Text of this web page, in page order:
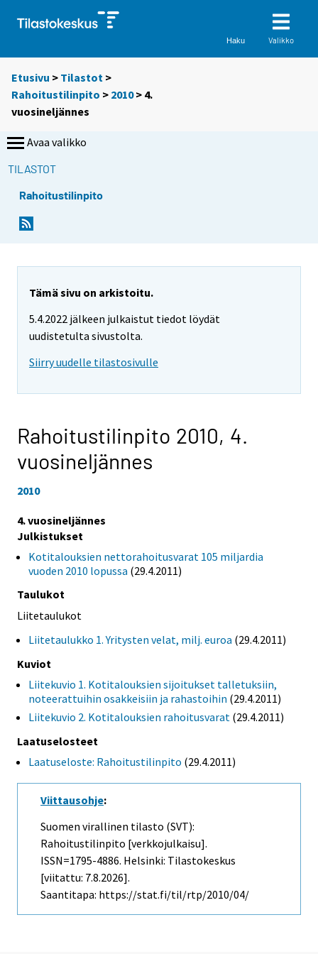
Haku Valikko
Etusivu > Tilastot >
Rahoitustilinpito > 2010> 4.
vuosineljännes
Avaa valikko
TILASTOT
Rahoitustilinpito
Tämä sivu on arkistoitu.
5.4.2022 jälkeen julkaistut tiedot löydät
uudistetulta sivustolta.
Siirry uudelle tilastosivulle
Rahoitustilinpito 2010, 4.
vuosineljännes
2010
4. vuosineljännes
Julkistukset
Kotitalouksien nettorahoitusvarat 105 miljardia
vuoden 2010 lopussa (29.4.2011)
Taulukot
Liitetaulukot
Liitetaulukko 1. Yritysten velat, milj. euroa (29.4.2011)
Kuviot
Liitekuvio 1. Kotitalouksien sijoitukset talletuksiin,
noteerattuihin osakkeisiin ja rahastoihin (29.4.2011)
Liitekuvio 2. Kotitalouksien rahoitusvarat (29.4.2011)
Laatuselosteet
Laatuseloste: Rahoitustilinpito (29.4.2011)
Viittausohje:
Suomen virallinen tilasto (SVT):
Rahoitustilinpito [verkkojulkaisu].
ISSN=1795-4886. Helsinki: Tilastokeskus
[viitattu: 7.8.2026].
Saantitapa: https://stat.fi/til/rtp/2010/04/